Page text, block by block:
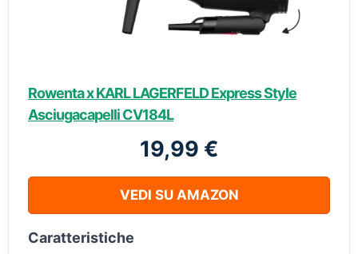
Rowenta x KARL LAGERFELD Express Style
Asciugacapelli CV184L
19,99 €
VEDI SU AMAZON
Caratteristiche